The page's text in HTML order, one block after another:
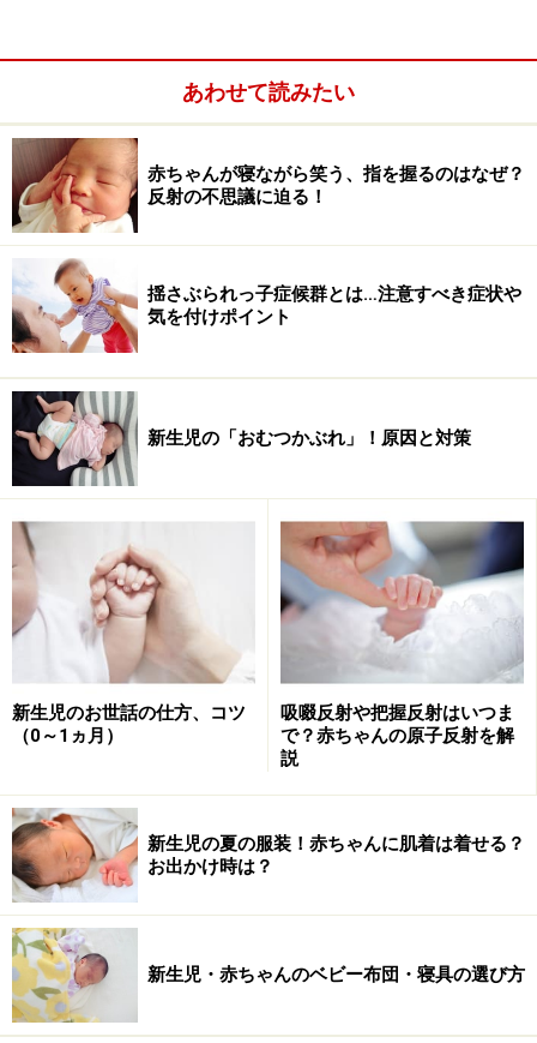
赤ちゃんの目やにの拭き方
目頭→目尻にかけて拭く
赤ちゃんの目やにが気になるときは、まずは清潔なガー
ゼを濡らしたものや、清浄綿で拭いてあげましょう。上
けて拭きます。同じ場所で拭かないように気をつけまし
それでもよくならない場合には小児科か眼科を受診し
て、抗菌剤などが入っている目薬を処方してもらいまし
ょう。目薬のさし方は
1.ママが手を洗い清潔にします
2.下まぶたを引き、目頭に点眼します
3.余分に流れ出たものをティッシュか清潔な
あわせて読みたい
赤ちゃんが寝ながら笑う、指を握るのはなぜ？
反射の不思議に迫る！
揺さぶられっ子症候群とは…注意すべき症状や
気を付けポイント
新生児の「おむつかぶれ」！原因と対策
新生児のお世話の仕方、コツ
（0～1ヵ月）
吸啜反射や把握反射はいつま
で？赤ちゃんの原子反射を解
説
新生児の夏の服装！赤ちゃんに肌着は着せる？
お出かけ時は？
新生児・赤ちゃんのベビー布団・寝具の選び方